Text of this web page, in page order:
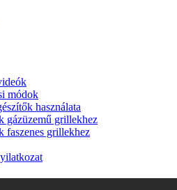
módok
használata
gázüzemű grillekhez
faszenes grillekhez